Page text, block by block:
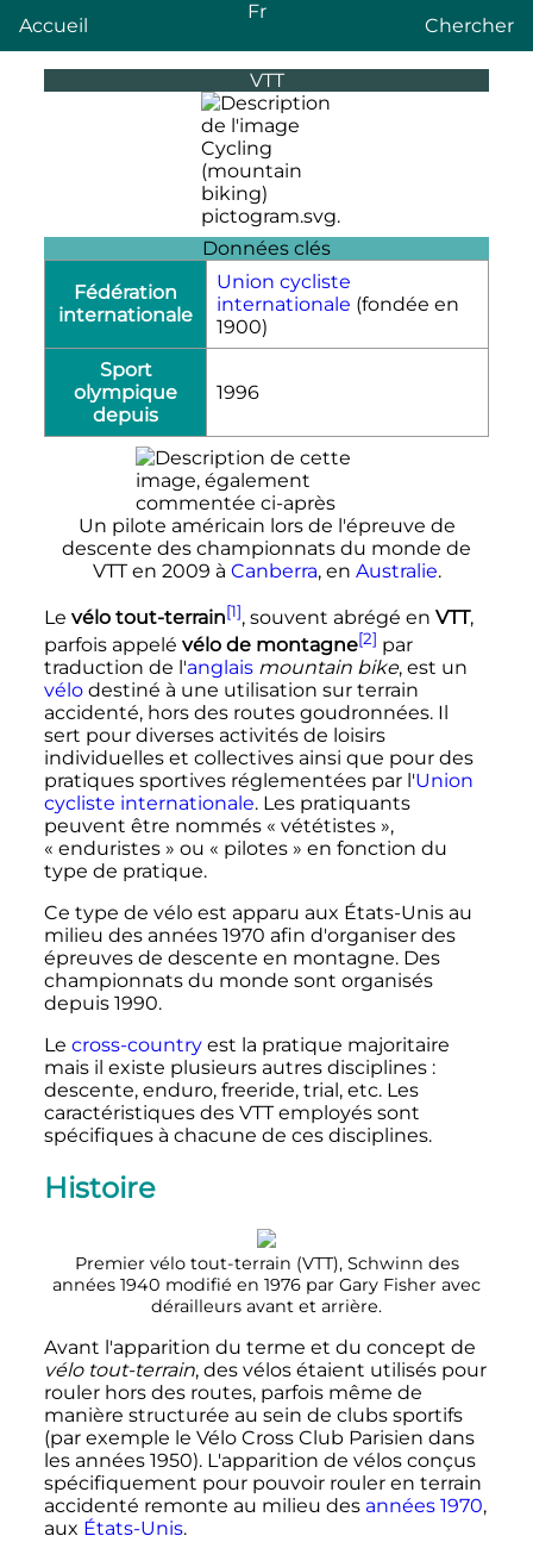
Accueil
Fr
Chercher
VTT
Données clés
Fédération
internationale
Union cycliste
internationale (fondée en
1900)
Sport
olympique
depuis
1996
Un pilote américain lors de l'épreuve de
descente des championnats du monde de
VTT en 2009 à Canberra, en Australie.
Le vélo tout-terrain[1], souvent abrégé en VTT,
parfois appelé vélo de montagne[2] par
traduction de l'anglais mountain bike, est un
vélodestiné à une utilisation sur terrain
accidenté, hors des routes goudronnées. Il
sert pour diverses activités de loisirs
individuelles et collectives ainsi que pour des
pratiques sportives réglementées par l'Union
cycliste internationale. Les pratiquants
peuvent être nommés « vététistes »,
« enduristes » ou « pilotes » en fonction du
type de pratique.
Ce type de vélo est apparu aux États-Unis au
milieu des années 1970 afin d'organiser des
épreuves de descente en montagne. Des
championnats du monde sont organisés
depuis 1990.
Le cross-countryest la pratique majoritaire
mais il existe plusieurs autres disciplines :
descente, enduro, freeride, trial, etc. Les
caractéristiques des VTT employés sont
spécifiques à chacune de ces disciplines.
Histoire
Premier vélo tout-terrain (VTT), Schwinn des
années 1940 modifié en 1976 par Gary Fisher avec
dérailleurs avant et arrière.
Avant l'apparition du terme et du concept de
vélo tout-terrain, des vélos étaient utilisés pour
rouler hors des routes, parfois même de
manière structurée au sein de clubs sportifs
(par exemple le Vélo Cross Club Parisien dans
les années 1950). L'apparition de vélos conçus
spécifiquement pour pouvoir rouler en terrain
accidenté remonte au milieu des années 1970,
aux États-Unis.